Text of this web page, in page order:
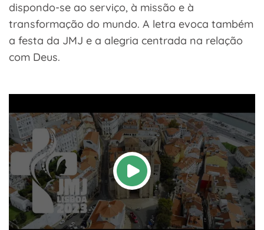
dispondo-se ao serviço, à missão e à
transformação do mundo. A letra evoca também
a festa da JMJ e a alegria centrada na relação
com Deus.